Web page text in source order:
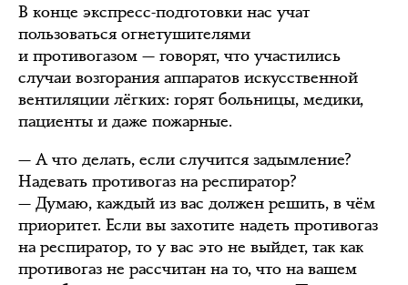
В конце экспресс-подготовки нас учат
пользоваться огнетушителями
и противогазом — говорят, что участились
случаи возгорания аппаратов искусственной
вентиляции лёгких: горят больницы, медики,
пациенты и даже пожарные.
— А что делать, если случится задымление?
Надевать противогаз на респиратор?
— Думаю, каждый из вас должен решить, в чём
приоритет. Если вы захотите надеть противогаз
на респиратор, то у вас это не выйдет, так как
противогаз не рассчитан на то, что на вашем